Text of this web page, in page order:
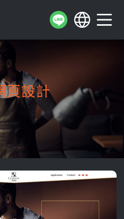
頁設計